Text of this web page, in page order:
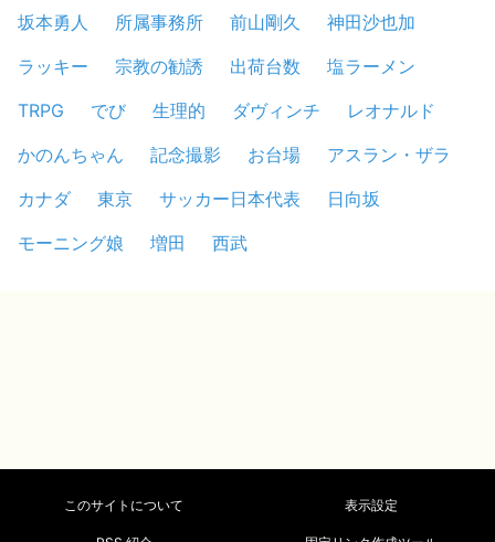
坂本勇人
所属事務所 前山剛久
神田沙也加
ラッキー
宗教の勧誘 出荷台数
塩ラーメン
TRPG
でび 生理的 ダヴィンチ
レオナルド
かのんちゃん
記念撮影 お台場
アスラン・ザラ
カナダ
東京 サッカー日本代表
日向坂
モーニング娘
増田 西武
このサイトについて 表示設定